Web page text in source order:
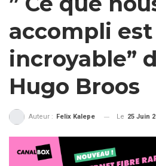
accompli est
incroyable”
Hugo Broos
Auteur : Felix Kalepe Le 25 Juin